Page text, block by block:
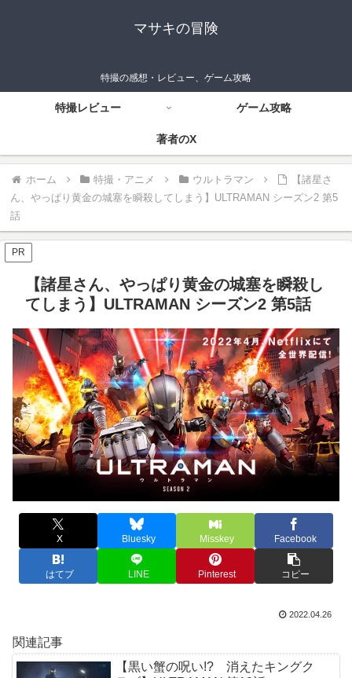
マサキの冒険
特撮の感想・レビュー、ゲーム攻略
特撮レビュー ゲーム攻略
著者のX
ホーム 特撮・アニメ ウルトラマン
【諸星さ
ん、やっぱり黄金の城塞を瞬殺してしまう】ULTRAMAN シーズン2 第5
話
PR
【諸星さん、やっぱり黄金の城塞を瞬殺し
てしまう】ULTRAMAN シーズン2 第5話
X Bluesky Misskey Facebook
はてブ LINE Pinterest コピー
2022.04.26
関連記事
【黒い蟹の呪い!? 消えたキングク